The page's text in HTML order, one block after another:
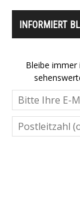
INFORMIERT
Bleibe immer